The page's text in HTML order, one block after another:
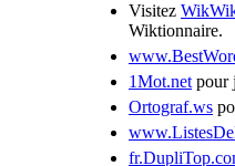
Visitez
Wiktionnaire.
1Mot.net pour
Ortograf.ws